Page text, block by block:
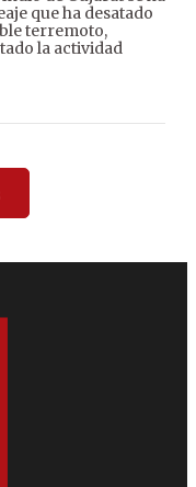
que ha desatado
terremoto,
la actividad